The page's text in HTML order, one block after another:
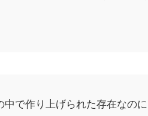
で作り上げられた存在なの